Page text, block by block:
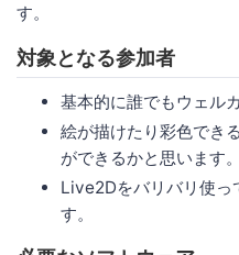
す。
対象となる参加者
基本的に誰でもウェル
絵が描けたり彩色でき
ができるかと思います。
Live2Dをバリバリ使っ
す。